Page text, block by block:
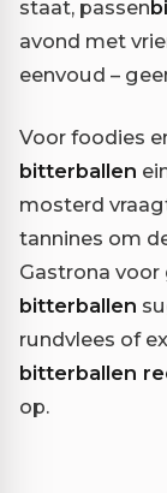
staat, passen
avond met
eenvoud –
Voor foodies
bitterballen
mosterd
tannines om
Gastrona
bitterballen
rundvlees of
bitterballen
op.